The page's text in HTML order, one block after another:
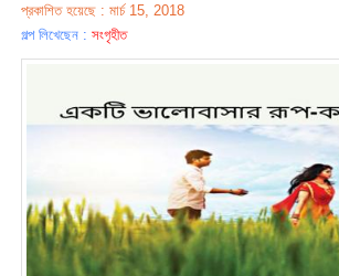
প্রকাশিত হয়েছে : মার্চ 15, 2018
গল্প লিখেছেন :সংগৃহীত